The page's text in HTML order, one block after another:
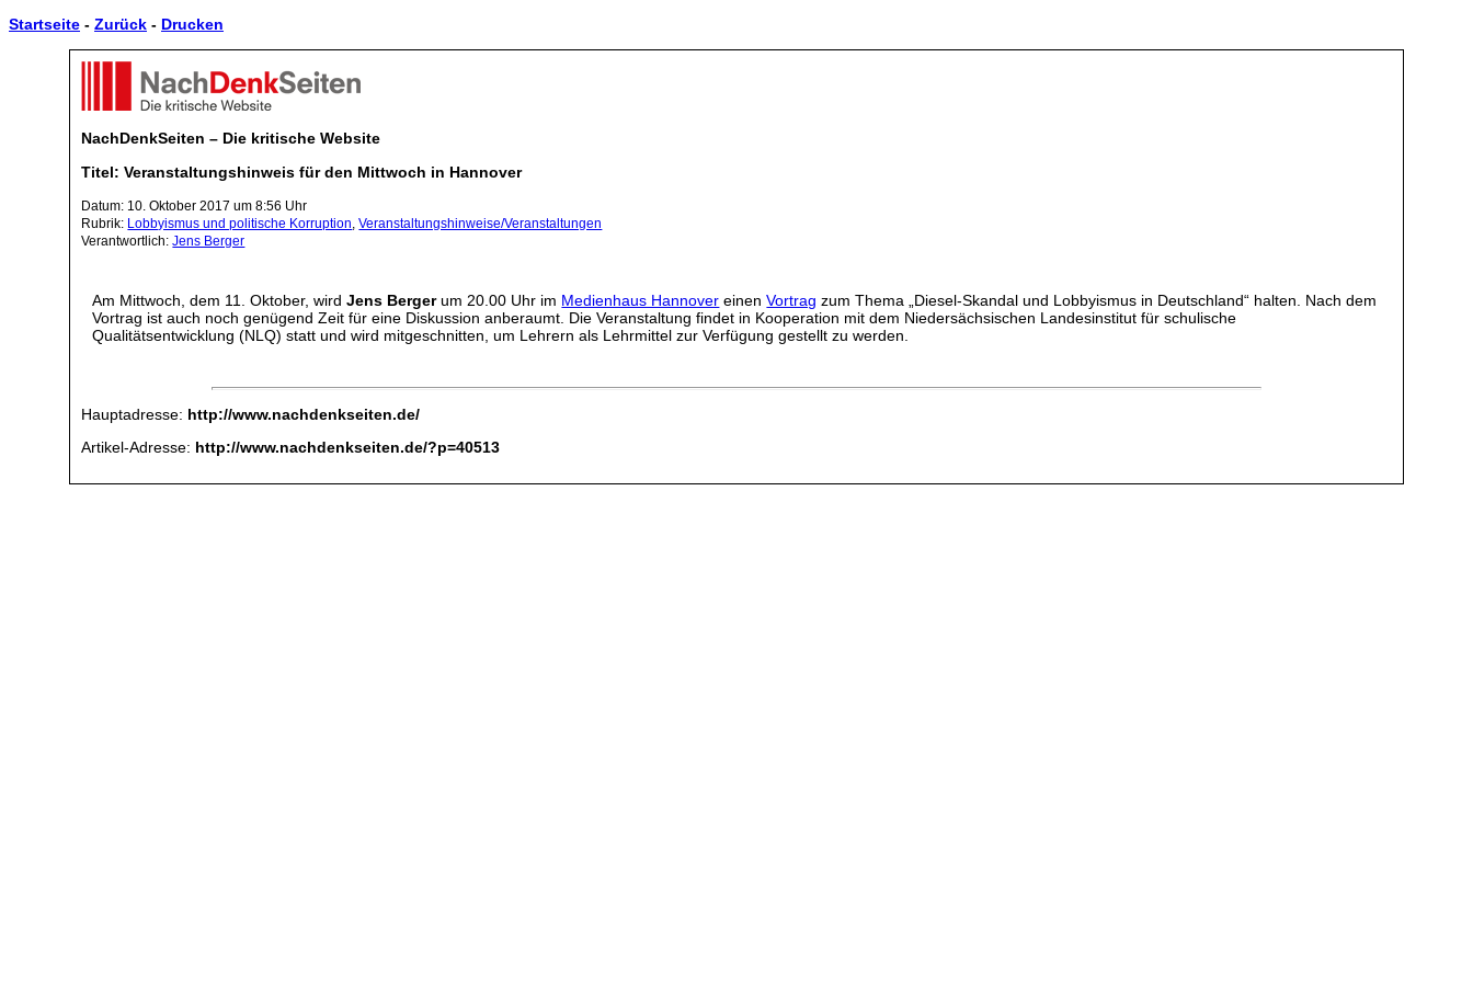
Startseite - Zurück - Drucken
NachDenkSeiten – Die kritische Website
Titel: Veranstaltungshinweis für den Mittwoch in Hannover
Datum: 10. Oktober 2017 um 8:56 Uhr
Rubrik: Lobbyismus und politische Korruption,Veranstaltungshinweise/Veranstaltungen
Verantwortlich:Jens Berger
Am Mittwoch, dem 11. Oktober, wirdJens Bergerum 20.00 Uhr im Medienhaus Hannover einenVortrag zum Thema „Diesel-Skandal und Lobbyismus in Deutschland“ halten. Nach dem
Vortrag ist auch noch genügend Zeit für eine Diskussion anberaumt. Die Veranstaltung findet in Kooperation mit dem Niedersächsischen Landesinstitut für schulische
Qualitätsentwicklung (NLQ) statt und wird mitgeschnitten, um Lehrern als Lehrmittel zur Verfügung gestellt zu werden.
Hauptadresse: http://www.nachdenkseiten.de/
Artikel-Adresse: http://www.nachdenkseiten.de/?p=40513